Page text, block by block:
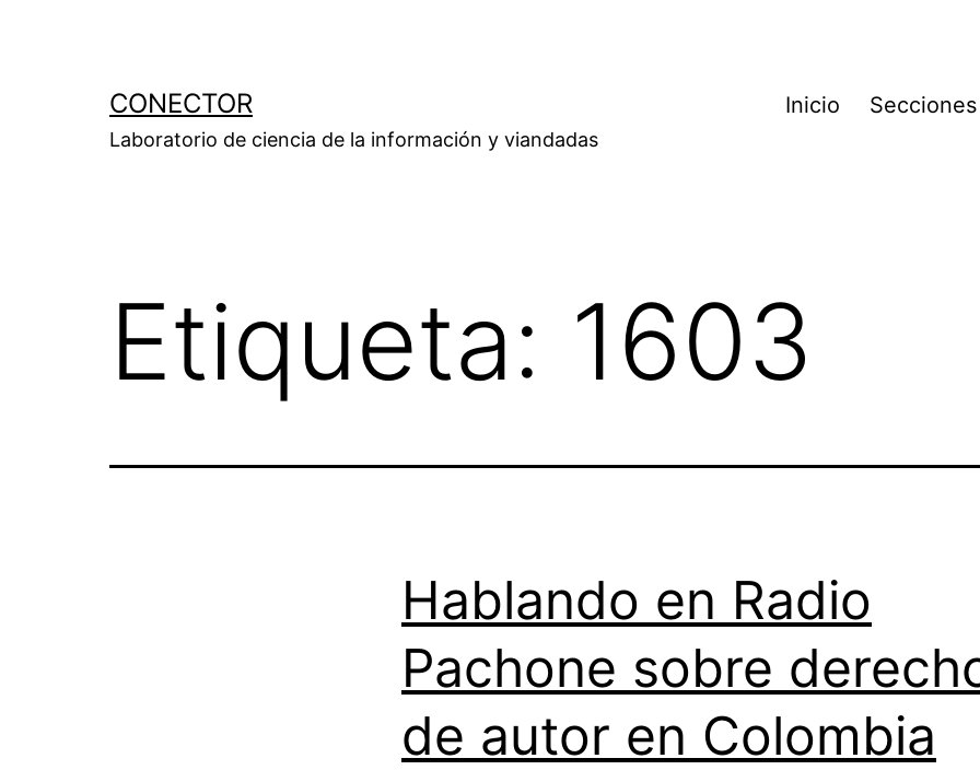
CONECTOR
Laboratorio de ciencia de la información y viandadas
Inicio Secciones
Etiqueta: 1603
Hablando en Radio
Pachone sobre
de autor en Colombia